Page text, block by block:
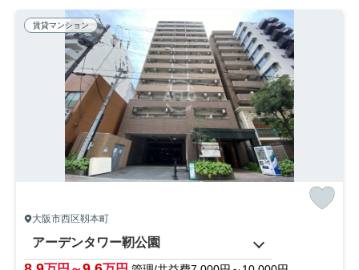
賃貸マンション
大阪市西区靱本町
アーデンタワー靭公園